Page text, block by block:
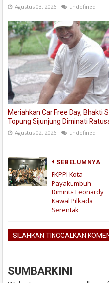
Agustus 03, 2026 undefined
Meriahkan Car Free Day, Bhakti
Topung Sijunjung Diminati
Agustus 02, 2026 undefined
SEBELUMNYA
FKPPI Kota
Payakumbuh
Diminta Leonardy
Kawal Pilkada
Serentak
SILAHKAN TINGGALKAN
SUMBARKINI